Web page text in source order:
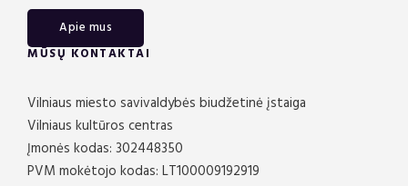
Apie mus
MŪSŲ KONTAKTAI
Vilniaus miesto savivaldybės biudžetinė įstaiga
Vilniaus kultūros centras
Įmonės kodas: 302448350
PVM mokėtojo kodas: LT100009192919